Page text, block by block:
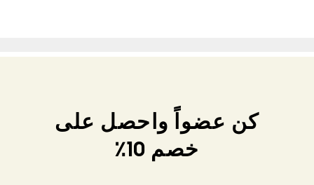
كن عضواً واحصل على
خصم 10٪